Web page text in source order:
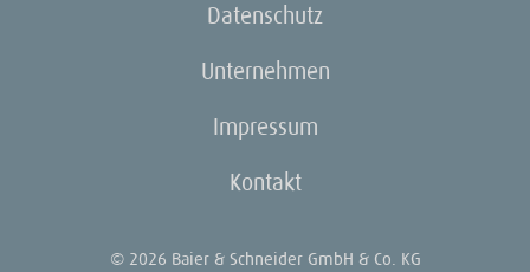
Datenschutz
Unternehmen
Impressum
Kontakt
© 2026 Baier & Schneider GmbH & Co. KG